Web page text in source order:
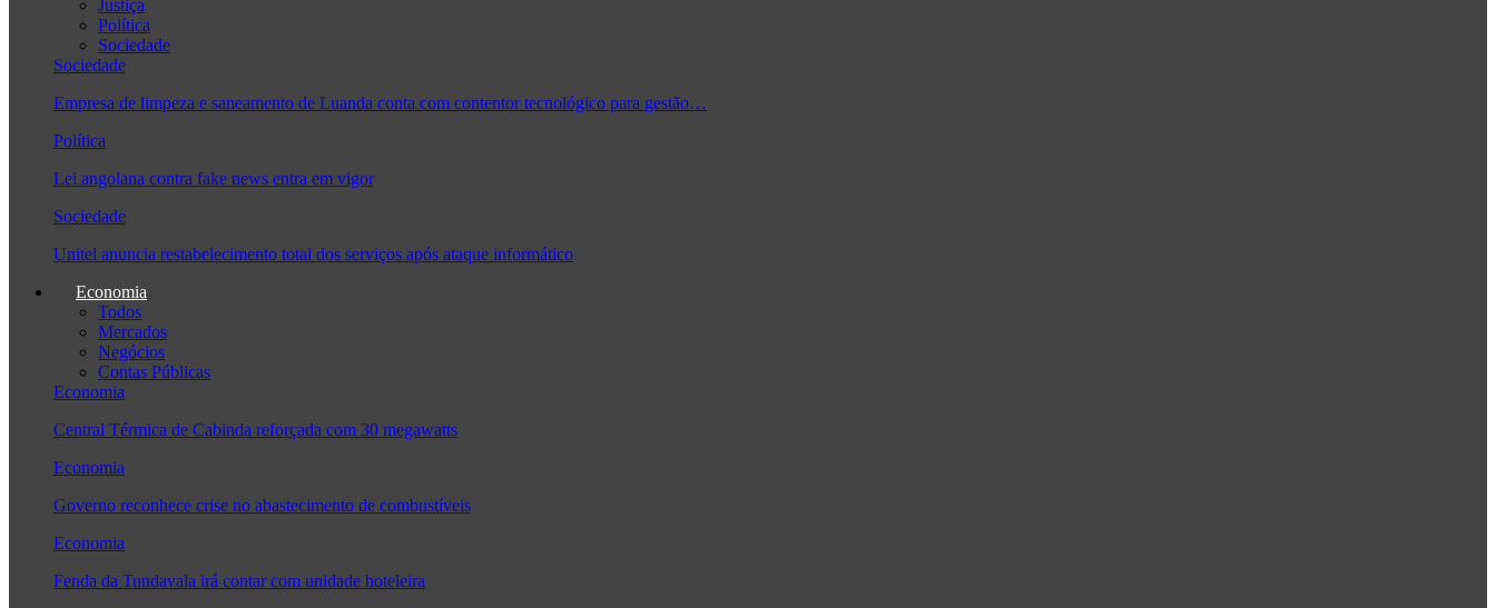
Justiça
Política
Sociedade
Sociedade
Empresa de limpeza e saneamento de Luanda conta com contentor tecnológico para gestão…
Política
Lei angolana contra fake news entra em vigor
Sociedade
Unitel anuncia restabelecimento total dos serviços após ataque informático
Economia
Todos
Mercados
Negócios
Contas Públicas
Economia
Central Térmica de Cabinda reforçada com 30 megawatts
Economia
Governo reconhece crise no abastecimento de combustíveis
Economia
Fenda da Tundavala irá contar com unidade hoteleira